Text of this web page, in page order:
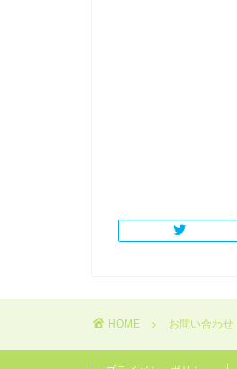
HOME お問い合わせ